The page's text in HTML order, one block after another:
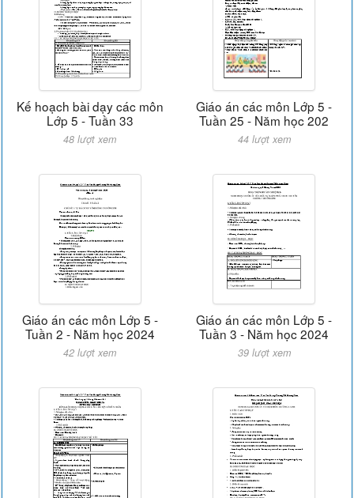
Kế hoạch bài dạy các môn
Lớp 5 - Tuần 33
48 lượt xem
Giáo án các môn Lớp 5 -
Tuần 25 - Năm học 202
44 lượt xem
Giáo án các môn Lớp 5 -
Tuần 2 - Năm học 2024
42 lượt xem
Giáo án các môn Lớp 5 -
Tuần 3 - Năm học 2024
39 lượt xem